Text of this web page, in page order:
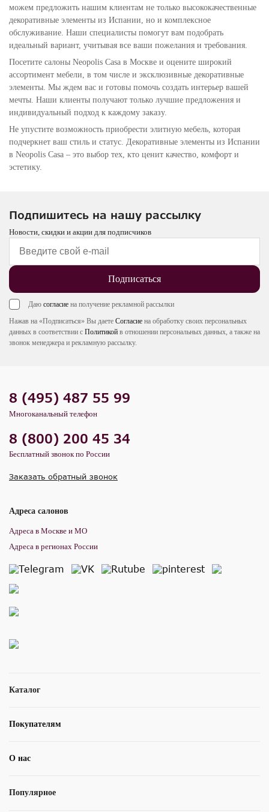
можем предложить нашим клиентам не только высококачественные
декоративные элементы из Испании, но и комплексное
обслуживание. Наши специалисты помогут вам подобрать
идеальный вариант, учитывая все ваши пожелания и требования.
Посетите салоны Neopolis Casa в Москве и оцените широкий
ассортимент мебели, в том числе и эксклюзивные декоративные
элементы. Мы ждем вас и готовы помочь создать интерьер вашей
мечты. Наши клиенты получают только лучшие предложения и
индивидуальный подход к каждому заказу.
Не упустите возможность приобрести элитную мебель, которая
подчеркнет ваш стиль и статус. Декоративные элементы из Испании
в Neopolis Casa – это выбор тех, кто ценит качество, комфорт и
эстетику.
Подпишитесь на нашу рассылку
Новости, скидки и акции для подписчиков
Подписаться
Даю согласие на получение рекламной рассылки
Нажав на «Подписаться» Вы даете Согласие на обработку своих персональных
данных в соответствии с Политикой в отношении персональных данных, а также на
звонок менеджера и рекламную рассылку.
Каталог
Покупателям
О нас
Популярное
8 (495) 487 55 99
Многоканальный телефон
8 (800) 200 45 34
Бесплатный звонок по России
Заказать обратный звонок
Адреса салонов
Адреса в Москве и МО
Адреса в регионах России